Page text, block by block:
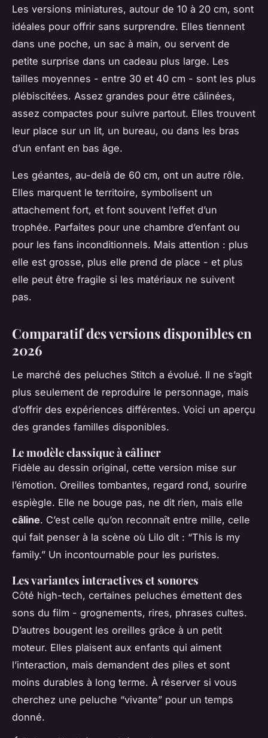
Les versions miniatures, autour de 10 à 20 cm, sont
idéales pour offrir sans surprendre. Elles tiennent
dans une poche, un sac à main, ou servent de
petite surprise dans un cadeau plus large. Les
tailles moyennes - entre 30 et 40 cm - sont les plus
plébiscitées. Assez grandes pour être câlinées,
assez compactes pour suivre partout. Elles trouvent
leur place sur un lit, un bureau, ou dans les bras
d’un enfant en bas âge.
Les géantes, au-delà de 60 cm, ont un autre rôle.
Elles marquent le territoire, symbolisent un
attachement fort, et font souvent l’effet d’un
trophée. Parfaites pour une chambre d’enfant ou
pour les fans inconditionnels. Mais attention : plus
elle est grosse, plus elle prend de place - et plus
elle peut être fragile si les matériaux ne suivent
pas.
Comparatif des versions disponibles en
2026
Le marché des peluches Stitch a évolué. Il ne s’agit
plus seulement de reproduire le personnage, mais
d’offrir des expériences différentes. Voici un aperçu
des grandes familles disponibles.
Le modèle classique à câliner
Fidèle au dessin original, cette version mise sur
l’émotion. Oreilles tombantes, regard rond, sourire
espiègle. Elle ne bouge pas, ne dit rien, mais elle
câline. C’est celle qu’on reconnaît entre mille, celle
qui fait penser à la scène où Lilo dit : “This is my
family.” Un incontournable pour les puristes.
Les variantes interactives et sonores
Côté high-tech, certaines peluches émettent des
sons du film - grognements, rires, phrases cultes.
D’autres bougent les oreilles grâce à un petit
moteur. Elles plaisent aux enfants qui aiment
l’interaction, mais demandent des piles et sont
moins durables à long terme. À réserver si vous
cherchez une peluche “vivante” pour un temps
donné.